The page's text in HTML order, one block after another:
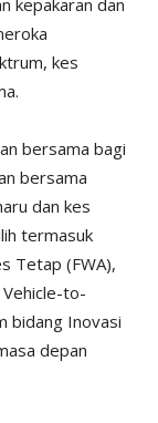
kepakaran dan
kes
bersama bagi
bersama
dan kes
termasuk
Tetap (FWA),
to-
bidang Inovasi
depan